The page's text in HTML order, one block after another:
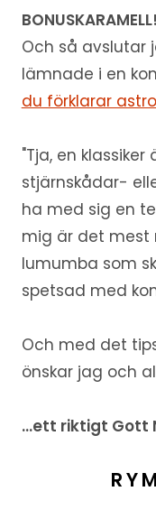
Och så avslutar
lämnade i en
du förklarar
"Tja, en
stjärnskådar-
ha med sig en
mig är det mest
lumumba som
spetsad med
Och med det
önskar jag och
...ett riktigt Gott